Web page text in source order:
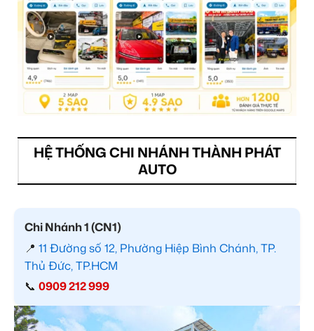
HỆ THỐNG CHI NHÁNH THÀNH PHÁT
AUTO
Chi Nhánh 1 (CN1)
📍 11 Đường số 12, Phường Hiệp Bình Chánh, TP.
Thủ Đức, TP.HCM
📞 0909 212 999